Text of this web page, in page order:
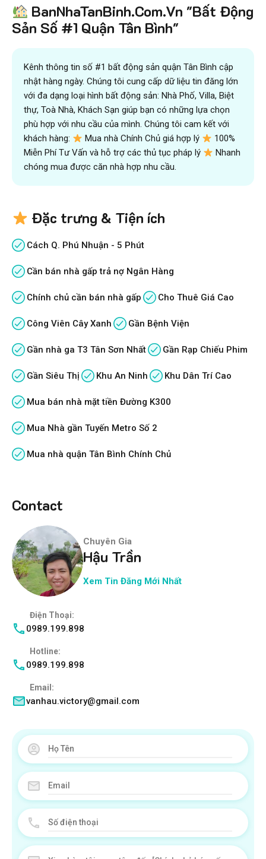
BanNhaTanBinh.Com.Vn "Bất Động
Sản Số #1 Quận Tân Bình"
Kênh thông tin số #1 bất động sản quận Tân Bình cập
nhật hàng ngày. Chúng tôi cung cấp dữ liệu tin đăng lớn
với đa dạng loại hình bất động sản: Nhà Phố, Villa, Biệt
thự, Toà Nhà, Khách Sạn giúp bạn có những lựa chọn
phù hợp với nhu cầu của mình. Chúng tôi cam kết với
khách hàng:
Mua nhà Chính Chủ giá hợp lý
100%
Miễn Phí Tư Vấn và hỗ trợ các thủ tục pháp lý
Nhanh
chóng mua được căn nhà hợp nhu cầu.
Đặc trưng & Tiện ích
Cách Q. Phú Nhuận - 5 Phút
Cần bán nhà gấp trả nợ Ngân Hàng
Chính chủ cần bán nhà gấp Cho Thuê Giá Cao
Công Viên Cây Xanh Gần Bệnh Viện
Gần nhà ga T3 Tân Sơn Nhất Gần Rạp Chiếu Phim
Gần Siêu Thị Khu An Ninh Khu Dân Trí Cao
Mua bán nhà mặt tiền Đường K300
Mua Nhà gần Tuyến Metro Số 2
Mua nhà quận Tân Bình Chính Chủ
Contact
Chuyên Gia
Hậu Trần
Xem Tin Đăng Mới Nhất
Điện Thoại:
0989.199.898
Hotline:
0989.199.898
Email:
vanhau.victory@gmail.com